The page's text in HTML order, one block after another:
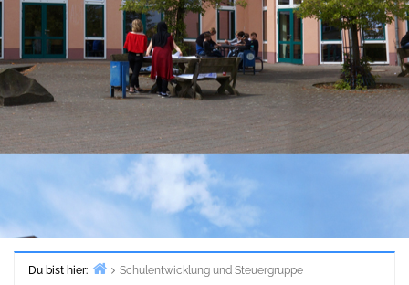
Du bist hier:
Schulentwicklung und Steuergruppe